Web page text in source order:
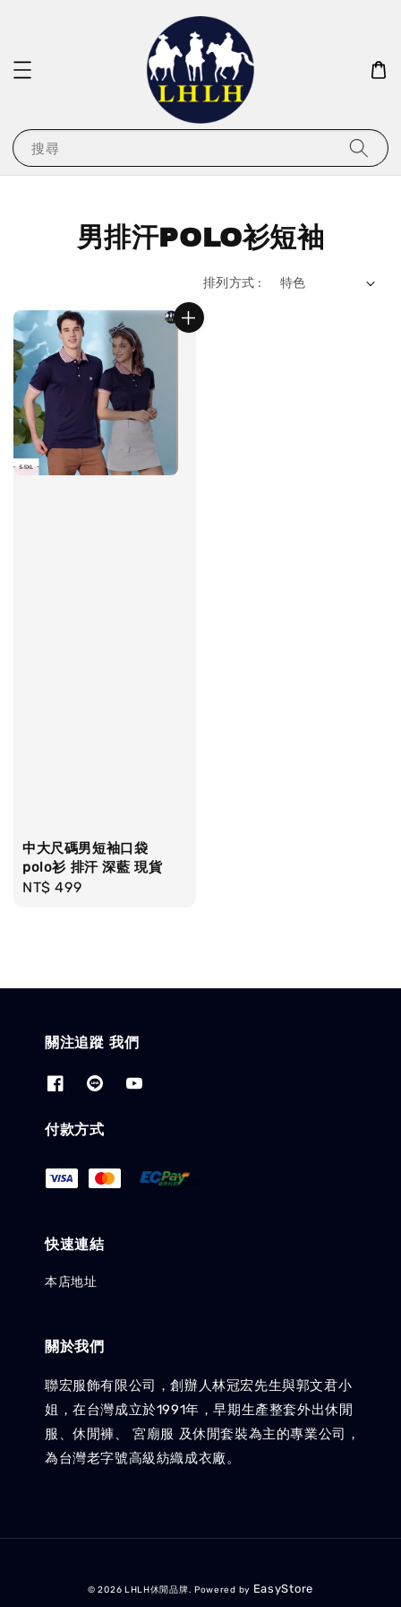
搜尋
男排汗POLO衫短袖
排列方式 :
中大尺碼男短袖口袋
polo衫 排汗 深藍 現貨
Regular
NT$ 499
關注追蹤 我們
付款方式
快速連結
本店地址
關於我們
聯宏服飾有限公司，創辦人林冠宏先生與郭文君小
姐，在台灣成立於1991年，早期生產整套外出休閒
服、休閒褲、 宮廟服 及休閒套裝為主的專業公司，
為台灣老字號高級紡織成衣廠。
© 2026 LHLH休閒品牌. Powered by EasyStore